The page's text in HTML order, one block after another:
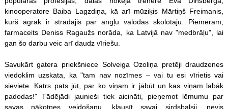
kinooperatore Baiba Lagzdiņa, kā arī mūziķis Mārtiņš Freimanis,
kurš agrāk ir strādājis par angļu valodas skolotāju. Piemēram,
farmaceits Deniss Ragaužs norāda, ka Latvijā nav "medbrāļu", lai
gan šo darbu veic arī daudz vīriešu.
Savukārt gatera priekšniece Solveiga Ozoliņa pretēji draudzenes
viedoklim uzskata, ka "tam nav nozīmes – vai tu esi vīrietis vai
sieviete. Katrs pats jūt, par ko viņam ir jābūt un kas viņam labāk
padodas!" Tādējādi jaunieši tiek aicināti, pieņemot lēmumu par
savas nākotnes veidošanu, klausīt savai sirdsbalsij, nevis